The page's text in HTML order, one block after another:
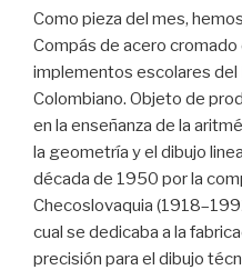
Como pieza del mes,
Compás de acero cromado
implementos escolares
Colombiano. Objeto de
en la enseñanza de la
la geometría y el dibujo
década de 1950 por la
Checoslovaquia
cual se dedicaba a la
precisión para el dibujo